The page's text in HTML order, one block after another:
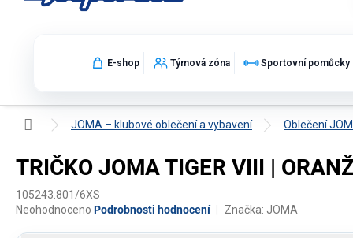
E-shop Týmová zóna Sportovní pomůcky
Domů JOMA – klubové oblečení a vybavení Oblečení
TRIČKO JOMA TIGER VIII |
105243.801/6XS
Průměrné
Neohodnoceno Podrobnosti hodnocení Značka: JOMA